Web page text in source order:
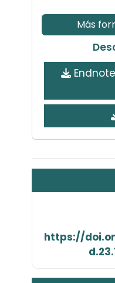
Más
https://